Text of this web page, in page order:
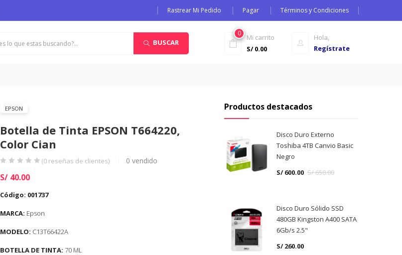
Rastrear Mi Pedido Pagar Términos y Condiciones
BUSCAR
Hola,
Regístrate
0
Mi carrito
S/0.00
EPSON
Botella de Tinta EPSON T664220,
Color Cian
(0 reseñas de clientes) 0 vendido
S/ 40.00
Código: 001737
MARCA: Epson
MODELO: C13T66422A
BOTELLA DE TINTA: 70 ML
Productos destacados
Disco Duro Externo
Toshiba 4TB Canvio Basic
Negro
S/600.00 S/650.00
Disco Duro Sólido SSD
480GB Kingston A400 SATA
6Gb/s 2.5"
S/260.00